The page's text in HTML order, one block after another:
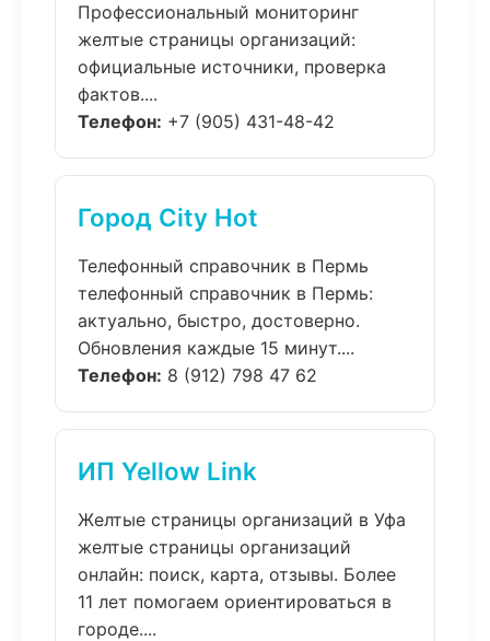
Профессиональный мониторинг
желтые страницы организаций:
официальные источники, проверка
фактов....
Телефон: +7 (905) 431-48-42
Город City Hot
Телефонный справочник в Пермь
телефонный справочник в Пермь:
актуально, быстро, достоверно.
Обновления каждые 15 минут....
Телефон: 8 (912) 798 47 62
ИП Yellow Link
Желтые страницы организаций в Уфа
желтые страницы организаций
онлайн: поиск, карта, отзывы. Более
11 лет помогаем ориентироваться в
городе....